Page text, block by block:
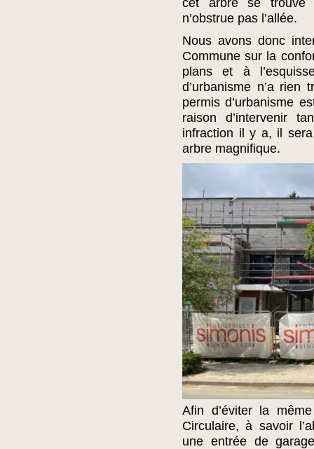
cet arbre se trouve
n’obstrue pas l’allée.
Nous avons donc
Commune sur la
plans et à
d’urbanisme n’a rien
permis d’urbanisme
raison d’intervenir
infraction il y a, il
arbre magnifique.
Afin d’éviter la
Circulaire, à savoir
une entrée de